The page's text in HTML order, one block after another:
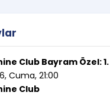
Club Bayram Özel:
Cuma, 21:00
Club